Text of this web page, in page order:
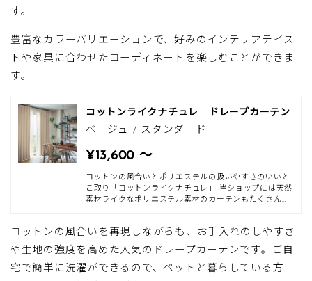
囲気にしたり、フェミニンスタイルで可
す。
豊富なカラーバリエーションで、好みのインテリアテイス
トや家具に合わせたコーディネートを楽しむことができま
す。
コットンライクナチュレ ドレープカーテン
ベージュ / スタンダード
¥13,600 〜
コットンの風合いとポリエステルの扱いやすさのいいと
こ取り「コットンライクナチュレ」 当ショップには天然
素材ライクなポリエステル素材のカーテンもたくさん。
ピンクやネイビーなどのアソートカラー＆アクセントカ
ラー。 カラーの幅も広いので、どんなお部屋でもぴった
りなカラーが見つけられそうです。ポリエステルとコッ
トンのミックスで、コットンの風合いを活かしながら、
コットンの風合いを再現しながらも、お手入れのしやすさ
や生地の強度を高めた人気のドレープカーテンです。ご自
宅で簡単に洗濯ができるので、ペットと暮らしている方